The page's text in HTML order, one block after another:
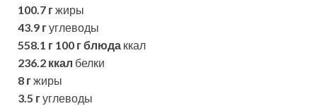
100.7 гжиры
43.9 гуглеводы
558.1 г 100 г блюда ккал
236.2 ккал белки
8 гжиры
3.5 гуглеводы